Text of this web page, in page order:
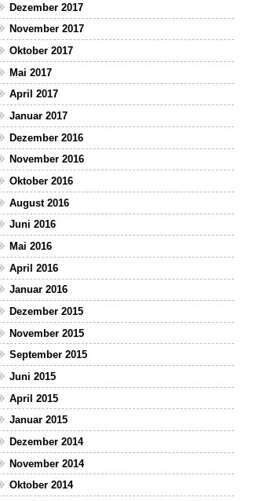
Dezember 2017
November 2017
Oktober 2017
Mai 2017
April 2017
Januar 2017
Dezember 2016
November 2016
Oktober 2016
August 2016
Juni 2016
Mai 2016
April 2016
Januar 2016
Dezember 2015
November 2015
September 2015
Juni 2015
April 2015
Januar 2015
Dezember 2014
November 2014
Oktober 2014